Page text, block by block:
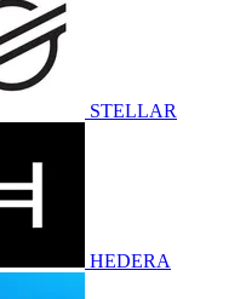
STELLAR
HEDERA